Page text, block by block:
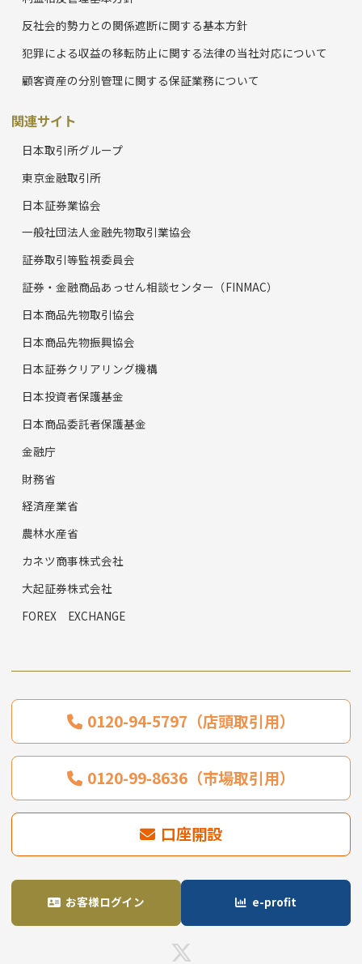
反社会的勢力との関係遮断に関する基本方針
犯罪による収益の移転防止に関する法律の当社対応について
顧客資産の分別管理に関する保証業務について
関連サイト
日本取引所グループ
東京金融取引所
日本証券業協会
一般社団法人金融先物取引業協会
証券取引等監視委員会
証券・金融商品あっせん相談センター（FINMAC）
日本商品先物取引協会
日本商品先物振興協会
日本証券クリアリング機構
日本投資者保護基金
日本商品委託者保護基金
金融庁
財務省
経済産業省
農林水産省
カネツ商事株式会社
大起証券株式会社
FOREX EXCHANGE
0120-94-5797（店頭取引用）
0120-99-8636（市場取引用）
口座開設
お客様ログイン e-profit